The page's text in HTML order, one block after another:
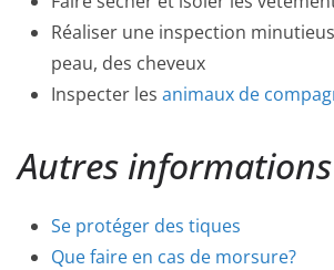
Réaliser une inspection
peau, des cheveux
Inspecter les animaux de
Autres informations
Se protéger des tiques
Que faire en cas de morsure?